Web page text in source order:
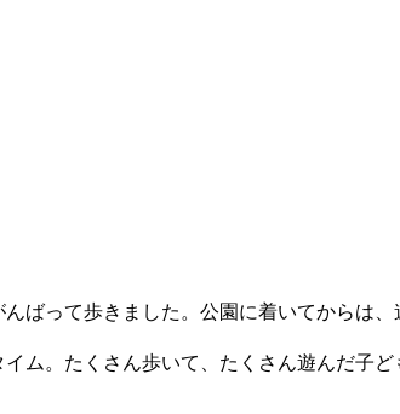
ばって歩きました。公園に着いてからは、
ム。たくさん歩いて、たくさん遊んだ子ど